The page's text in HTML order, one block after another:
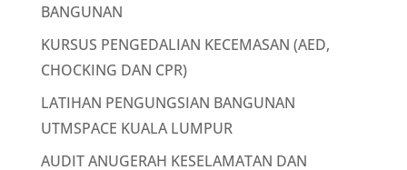
BANGUNAN
KURSUS PENGEDALIAN KECEMASAN (AED,
CHOCKING DAN CPR)
LATIHAN PENGUNGSIAN BANGUNAN
UTMSPACE KUALA LUMPUR
AUDIT ANUGERAH KESELAMATAN DAN